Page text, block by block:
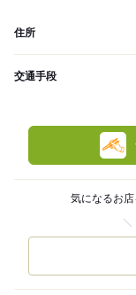
住所
交通手段
気になるお店